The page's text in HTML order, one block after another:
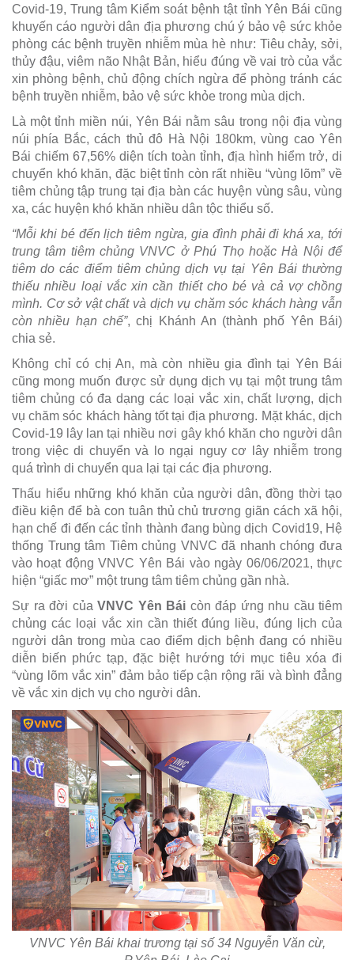
Covid-19, Trung tâm Kiểm soát bệnh tật tỉnh Yên Bái cũng
khuyến cáo người dân địa phương chú ý bảo vệ sức khỏe
phòng các bệnh truyền nhiễm mùa hè như: Tiêu chảy, sởi,
thủy đậu, viêm não Nhật Bản, hiểu đúng về vai trò của vắc
xin phòng bệnh, chủ động chích ngừa để phòng tránh các
bệnh truyền nhiễm, bảo vệ sức khỏe trong mùa dịch.
Là một tỉnh miền núi, Yên Bái nằm sâu trong nội địa vùng
núi phía Bắc, cách thủ đô Hà Nội 180km, vùng cao Yên
Bái chiếm 67,56% diện tích toàn tỉnh, địa hình hiểm trở, di
chuyển khó khăn, đặc biệt tỉnh còn rất nhiều “vùng lõm” về
tiêm chủng tập trung tại địa bàn các huyện vùng sâu, vùng
xa, các huyện khó khăn nhiều dân tộc thiểu số.
“Mỗi khi bé đến lịch tiêm ngừa, gia đình phải đi khá xa, tới
trung tâm tiêm chủng VNVC ở Phú Thọ hoặc Hà Nội để
tiêm do các điểm tiêm chủng dịch vụ tại Yên Bái thường
thiếu nhiều loại vắc xin cần thiết cho bé và cả vợ chồng
mình. Cơ sở vật chất và dịch vụ chăm sóc khách hàng vẫn
còn nhiều hạn chế”, chị Khánh An (thành phố Yên Bái)
chia sẻ.
Không chỉ có chị An, mà còn nhiều gia đình tại Yên Bái
cũng mong muốn được sử dụng dịch vụ tại một trung tâm
tiêm chủng có đa dạng các loại vắc xin, chất lượng, dịch
vụ chăm sóc khách hàng tốt tại địa phương. Mặt khác, dịch
Covid-19 lây lan tại nhiều nơi gây khó khăn cho người dân
trong việc di chuyển và lo ngại nguy cơ lây nhiễm trong
quá trình di chuyển qua lại tại các địa phương.
Thấu hiểu những khó khăn của người dân, đồng thời tạo
điều kiện để bà con tuân thủ chủ trương giãn cách xã hội,
hạn chế đi đến các tỉnh thành đang bùng dịch Covid19, Hệ
thống Trung tâm Tiêm chủng VNVC đã nhanh chóng đưa
vào hoạt động VNVC Yên Bái vào ngày 06/06/2021, thực
hiện “giấc mơ” một trung tâm tiêm chủng gần nhà.
Sự ra đời của VNVC Yên Bái còn đáp ứng nhu cầu tiêm
chủng các loại vắc xin cần thiết đúng liều, đúng lịch của
người dân trong mùa cao điểm dịch bệnh đang có nhiều
diễn biến phức tạp, đặc biệt hướng tới mục tiêu xóa đi
“vùng lõm vắc xin” đảm bảo tiếp cận rộng rãi và bình đẳng
về vắc xin dịch vụ cho người dân.
VNVC Yên Bái khai trương tại số 34 Nguyễn Văn cừ,